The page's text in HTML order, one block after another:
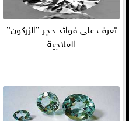
تعرف على فوائد حجر ”الزركون”
العلاجية